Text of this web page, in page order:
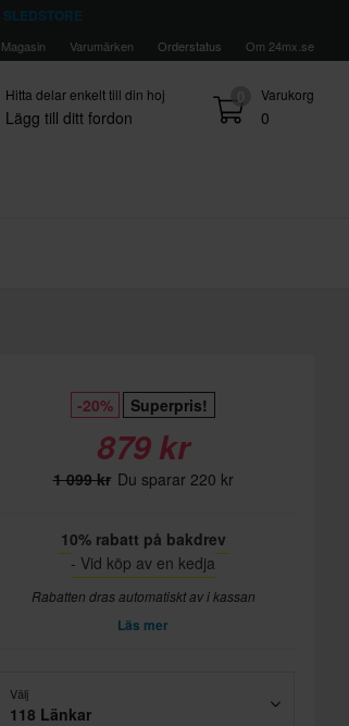
SLEDSTORE
Magasin Varumärken Orderstatus Om 24mx.se
0 Varukorg
0
Hitta delar enkelt till din hoj
Lägg till ditt fordon
-20% Superpris!
879 kr
1 099 kr Du sparar 220 kr
10% rabatt på bakdrev
- Vid köp av en kedja
Rabatten dras automatiskt av i kassan
Läs mer
Välj
118 Länkar